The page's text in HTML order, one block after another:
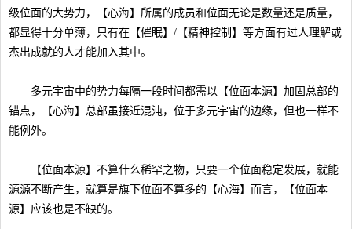
级位面的大势力，【心海】所属的成员和位面无论是数量还是质量，
都显得十分单薄，只有在【催眠】/【精神控制】等方面有过人理解或
杰出成就的人才能加入其中。
多元宇宙中的势力每隔一段时间都需以【位面本源】加固总部的
锚点，【心海】总部虽接近混沌，位于多元宇宙的边缘，但也一样不
能例外。
【位面本源】不算什么稀罕之物，只要一个位面稳定发展，就能
源源不断产生，就算是旗下位面不算多的【心海】而言，【位面本
源】应该也是不缺的。